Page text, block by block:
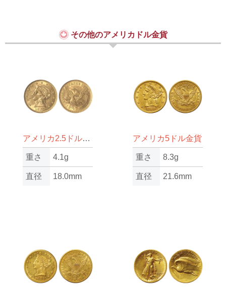
その他のアメリカドル金貨
アメリカ2.5ドル金貨
重さ 4.1g
直径 18.0mm
アメリカ5ドル金貨
重さ 8.3g
直径 21.6mm